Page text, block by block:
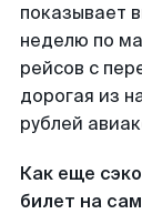
показывает
неделю по
рейсов с
дорогая из
рублей
Как еще
билет на